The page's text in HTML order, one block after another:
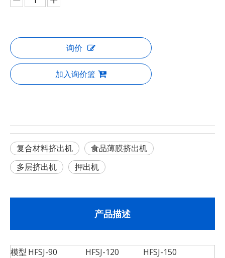
询价
加入询价篮
复合材料挤出机
食品薄膜挤出机
多层挤出机
押出机
产品描述
模型 HFSJ-90 HFSJ-120
HFSJ-150